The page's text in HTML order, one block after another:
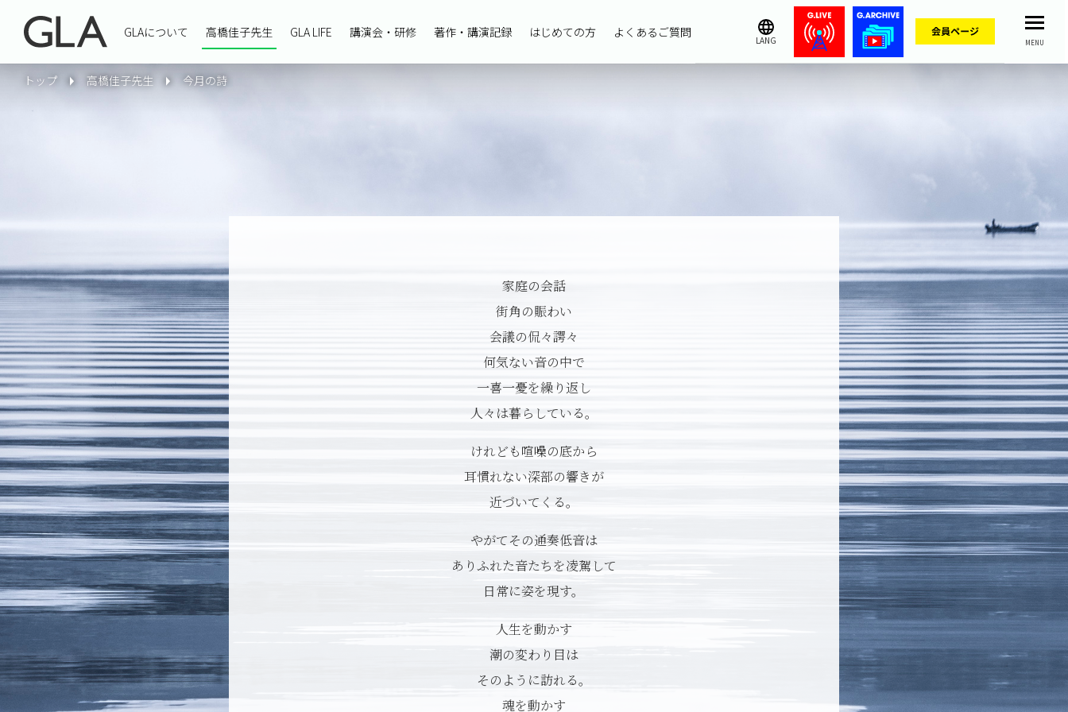
GLAについて 高橋佳子先生 GLA LIFE 講演会・研修 著作・講演記録 はじめての方 よくあるご質問
MENU
LANG
家庭の会話
街角の賑わい
会議の侃々諤々
何気ない音の中で
一喜一憂を繰り返し
人々は暮らしている。
けれども喧噪の底から
耳慣れない深部の響きが
近づいてくる。
やがてその通奏低音は
ありふれた音たちを凌駕して
日常に姿を現す。
人生を動かす
潮の変わり目は
そのように訪れる。
魂を動かす
トップ 高橋佳子先生 今月の詩